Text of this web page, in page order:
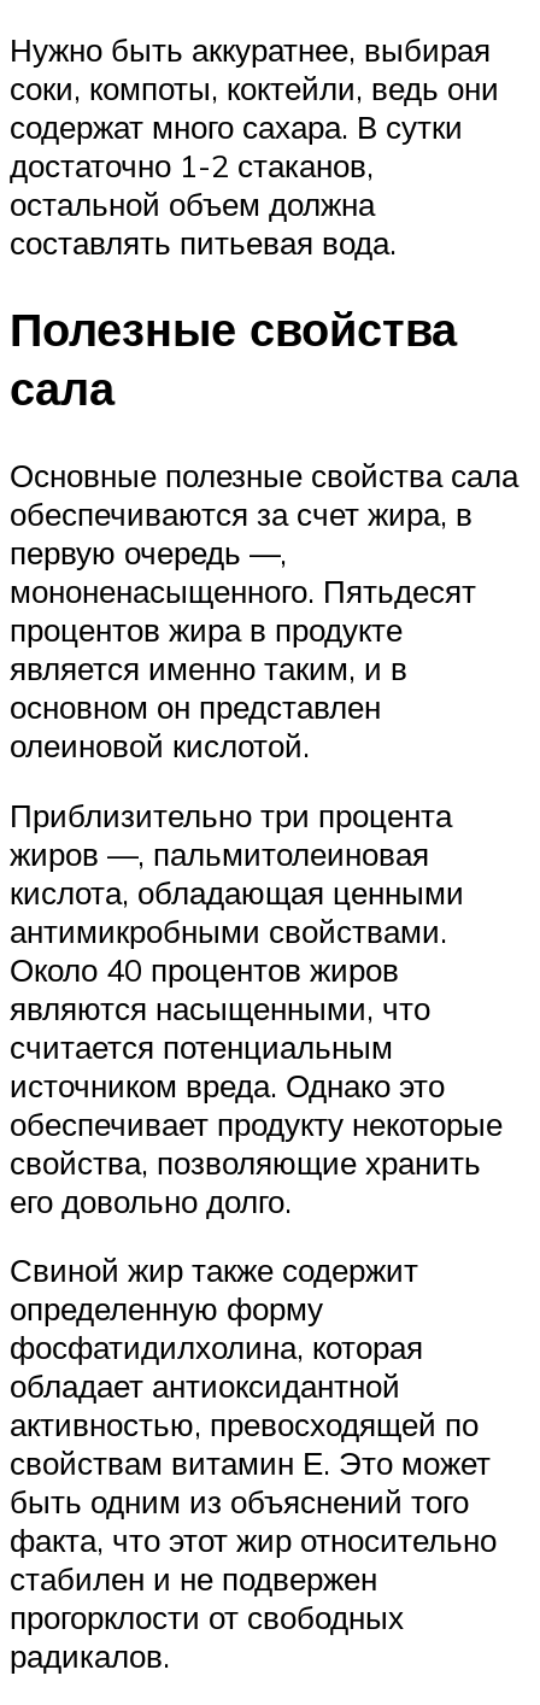
Нужно быть аккуратнее, выбирая
соки, компоты, коктейли, ведь они
содержат много сахара. В сутки
достаточно 1-2 стаканов,
остальной объем должна
составлять питьевая вода.
Полезные свойства
сала
Основные полезные свойства сала
обеспечиваются за счет жира, в
первую очередь —,
мононенасыщенного. Пятьдесят
процентов жира в продукте
является именно таким, и в
основном он представлен
олеиновой кислотой.
Приблизительно три процента
жиров —, пальмитолеиновая
кислота, обладающая ценными
антимикробными свойствами.
Около 40 процентов жиров
являются насыщенными, что
считается потенциальным
источником вреда. Однако это
обеспечивает продукту некоторые
свойства, позволяющие хранить
его довольно долго.
Свиной жир также содержит
определенную форму
фосфатидилхолина, которая
обладает антиоксидантной
активностью, превосходящей по
свойствам витамин Е. Это может
быть одним из объяснений того
факта, что этот жир относительно
стабилен и не подвержен
прогорклости от свободных
радикалов.